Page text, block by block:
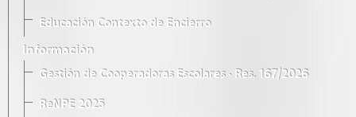
Educación Contexto de Encierro
Información
Gestión de Cooperadoras Escolares · Res. 167/2026
ReNPE 2025